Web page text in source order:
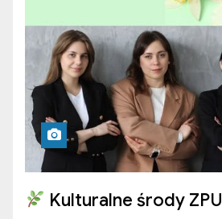
Kulturalne środy ZPU